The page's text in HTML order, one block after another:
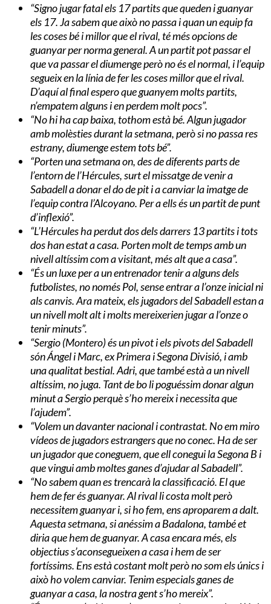
“Signo jugar fatal els 17 partits que queden i guanyar
els 17. Ja sabem que això no passa i quan un equip fa
les coses bé i millor que el rival, té més opcions de
guanyar per norma general. A un partit pot passar el
que va passar el diumenge però no és el normal, i l’equip
segueix en la línia de fer les coses millor que el rival.
D’aquí al final espero que guanyem molts partits,
n’empatem alguns i en perdem molt pocs”.
“No hi ha cap baixa, tothom està bé. Algun jugador
amb molèsties durant la setmana, però si no passa res
estrany, diumenge estem tots bé”.
“Porten una setmana on, des de diferents parts de
l’entorn de l’Hércules, surt el missatge de venir a
Sabadell a donar el do de pit i a canviar la imatge de
l’equip contra l’Alcoyano. Per a ells és un partit de punt
d’inflexió”.
“L’Hércules ha perdut dos dels darrers 13 partits i tots
dos han estat a casa. Porten molt de temps amb un
nivell altíssim com a visitant, més alt que a casa”.
“És un luxe per a un entrenador tenir a alguns dels
futbolistes, no només Pol, sense entrar a l’onze inicial ni
als canvis. Ara mateix, els jugadors del Sabadell estan a
un nivell molt alt i molts mereixerien jugar a l’onze o
tenir minuts”.
“Sergio (Montero) és un pivot i els pivots del Sabadell
són Ángel i Marc, ex Primera i Segona Divisió, i amb
una qualitat bestial. Adri, que també està a un nivell
altíssim, no juga. Tant de bo li poguéssim donar algun
minut a Sergio perquè s’ho mereix i necessita que
l’ajudem”.
“Volem un davanter nacional i contrastat. No em miro
vídeos de jugadors estrangers que no conec. Ha de ser
un jugador que coneguem, que ell conegui la Segona B i
que vingui amb moltes ganes d’ajudar al Sabadell”.
“No sabem quan es trencarà la classificació. El que
hem de fer és guanyar. Al rival li costa molt però
necessitem guanyar i, si ho fem, ens aproparem a dalt.
Aquesta setmana, si anéssim a Badalona, també et
diria que hem de guanyar. A casa encara més, els
objectius s’aconsegueixen a casa i hem de ser
fortíssims. Ens està costant molt però no som els únics i
això ho volem canviar. Tenim especials ganes de
guanyar a casa, la nostra gent s’ho mereix”.